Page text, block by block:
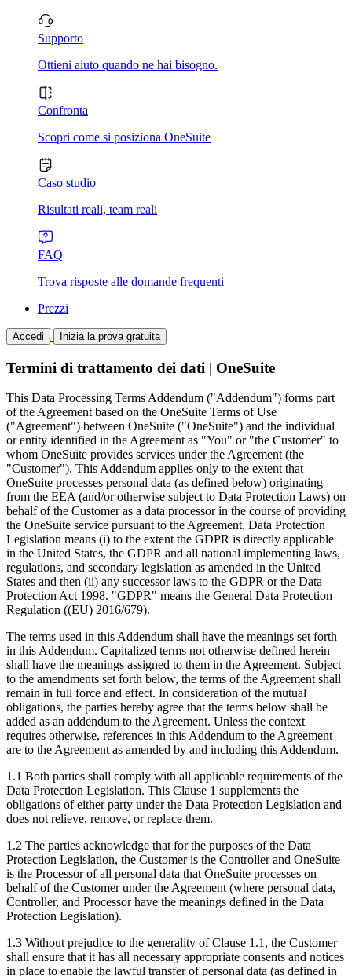
Supporto
Ottieni aiuto quando ne hai bisogno.
Confronta
Scopri come si posiziona OneSuite
Caso studio
Risultati reali, team reali
FAQ
Trova risposte alle domande frequenti
Prezzi
Accedi Inizia la prova gratuita
Termini di trattamento dei dati | OneSuite
This Data Processing Terms Addendum ("Addendum") forms part
of the Agreement based on the OneSuite Terms of Use
("Agreement") between OneSuite ("OneSuite") and the individual
or entity identified in the Agreement as "You" or "the Customer" to
whom OneSuite provides services under the Agreement (the
"Customer"). This Addendum applies only to the extent that
OneSuite processes personal data (as defined below) originating
from the EEA (and/or otherwise subject to Data Protection Laws) on
behalf of the Customer as a data processor in the course of providing
the OneSuite service pursuant to the Agreement. Data Protection
Legislation means (i) to the extent the GDPR is directly applicable
in the United States, the GDPR and all national implementing laws,
regulations, and secondary legislation as amended in the United
States and then (ii) any successor laws to the GDPR or the Data
Protection Act 1998. "GDPR" means the General Data Protection
Regulation ((EU) 2016/679).
The terms used in this Addendum shall have the meanings set forth
in this Addendum. Capitalized terms not otherwise defined herein
shall have the meanings assigned to them in the Agreement. Subject
to the amendments set forth below, the terms of the Agreement shall
remain in full force and effect. In consideration of the mutual
obligations, the parties hereby agree that the terms below shall be
added as an addendum to the Agreement. Unless the context
requires otherwise, references in this Addendum to the Agreement
are to the Agreement as amended by and including this Addendum.
1.1 Both parties shall comply with all applicable requirements of the
Data Protection Legislation. This Clause 1 supplements the
obligations of either party under the Data Protection Legislation and
does not relieve, remove, or replace them.
1.2 The parties acknowledge that for the purposes of the Data
Protection Legislation, the Customer is the Controller and OneSuite
is the Processor of all personal data that OneSuite processes on
behalf of the Customer under the Agreement (where personal data,
Controller, and Processor have the meanings defined in the Data
Protection Legislation).
1.3 Without prejudice to the generality of Clause 1.1, the Customer
shall ensure that it has all necessary appropriate consents and notices
in place to enable the lawful transfer of personal data (as defined in